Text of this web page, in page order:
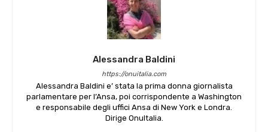
Alessandra Baldini
https://onuitalia.com
Alessandra Baldini e’ stata la prima donna giornalista
parlamentare per l’Ansa, poi corrispondente a Washington
e responsabile degli uffici Ansa di New York e Londra.
Dirige OnuItalia.